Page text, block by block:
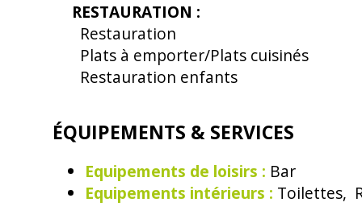
RESTAURATION :
Restauration
Plats à emporter/Plats cuisinés
Restauration enfants
ÉQUIPEMENTS & SERVICES
Equipements de loisirs : Bar
Equipements intérieurs : Toilettes